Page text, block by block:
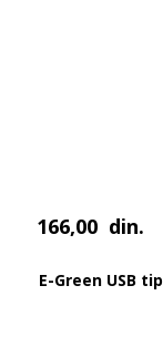
166,00 din.
E-Green USB